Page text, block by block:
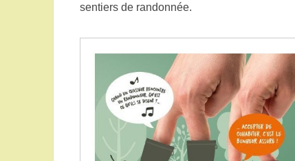
sentiers de randonnée.